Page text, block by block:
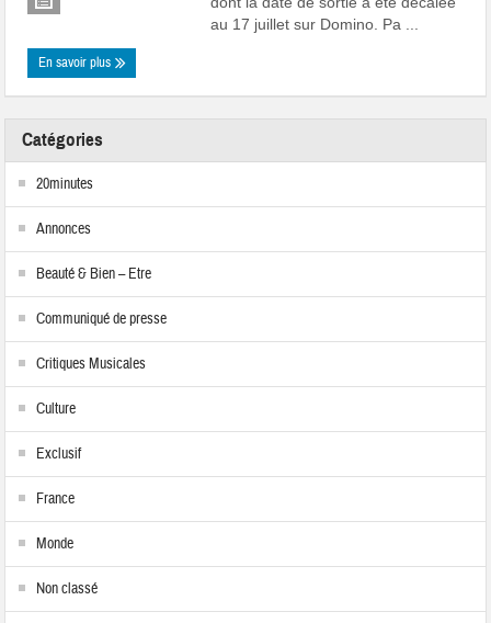
au 17 juillet sur Domino. Pa ...
En savoir plus
Catégories
20minutes
Annonces
Beauté & Bien – Etre
Communiqué de presse
Critiques Musicales
Culture
Exclusif
France
Monde
Non classé